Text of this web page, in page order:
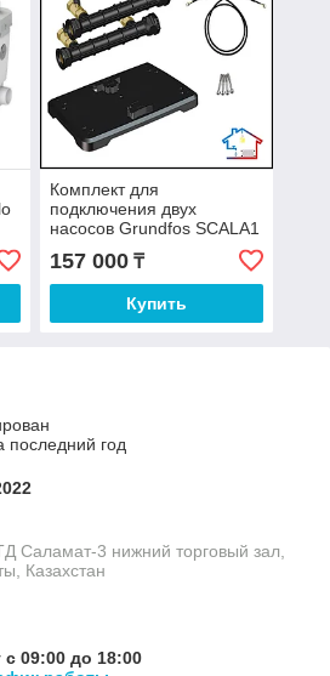
Комплект для
подключения двух
насосов Grundfos SCALA1
157 000₸
Купить
последний год
Саламат-3 нижний торговый зал,
Казахстан
с 09:00 до 18:00